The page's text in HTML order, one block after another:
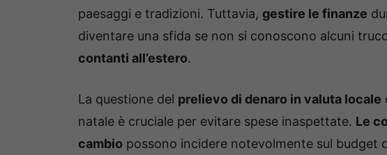
paesaggi e tradizioni. Tuttavia, gestire le finanze
diventare una sfida se non si conoscono alcuni
contanti all’estero.
La questione del prelievo di denaro in valuta locale
natale è cruciale per evitare spese inaspettate. Le
cambio possono incidere notevolmente sul budget